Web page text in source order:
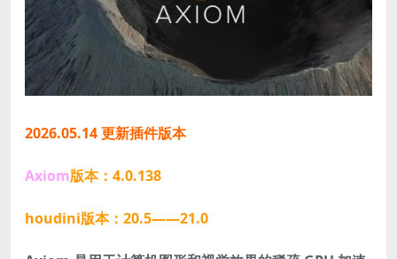
2026.05.14 更新插件版本
Axiom版本：4.0.138
houdini版本：20.5——21.0